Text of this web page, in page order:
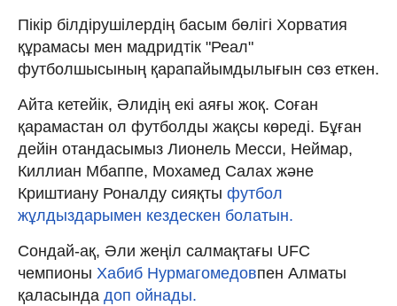
Пікір білдірушілердің басым бөлігі Хорватия
құрамасы мен мадридтік "Реал"
футболшысының қарапайымдылығын сөз еткен.
Айта кетейік, Әлидің екі аяғы жоқ. Соған
қарамастан ол футболды жақсы көреді. Бұған
дейін отандасымыз Лионель Месси, Неймар,
Киллиан Мбаппе, Мохамед Салах және
Криштиану Роналду сияқты футбол
жұлдыздарымен кездескен болатын.
Сондай-ақ, Әли жеңіл салмақтағы UFC
чемпионы Хабиб Нурмагомедовпен Алматы
қаласында доп ойнады.